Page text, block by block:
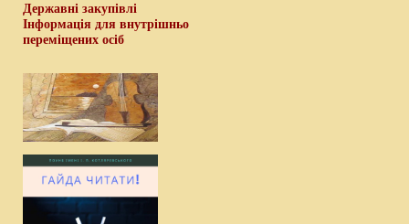
Державні закупівлі
Інформація для внутрішньо
переміщених осіб